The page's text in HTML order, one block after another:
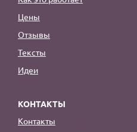
Цены
Отзывы
Тексты
Идеи
КОНТАКТЫ
Контакты